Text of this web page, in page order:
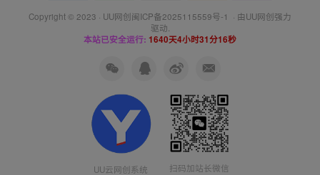
Copyright © 2023 · UU网创闽ICP备2025115559号-1 · 由UU网创强力
驱动.
本站已安全运行: 1640天4小时31分17秒
UU云网创系统 扫码加站长微信